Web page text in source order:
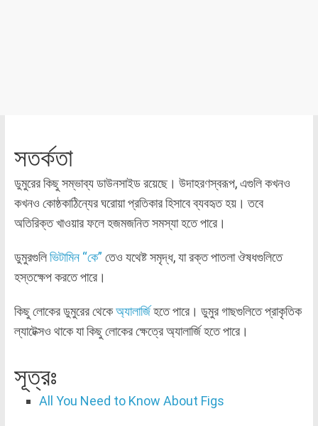
সতর্কতা
ডুমুরের কিছু সম্ভাব্য ডাউনসাইড রয়েছে। উদাহরণস্বরূপ, এগুলি কখনও
কখনও কোষ্ঠকাঠিন্যের ঘরোয়া প্রতিকার হিসাবে ব্যবহৃত হয়। তবে
অতিরিক্ত খাওয়ার ফলে হজমজনিত সমস্যা হতে পারে।
ডুমুরগুলিভিটামিন “কে” তেও যথেষ্ট সমৃদ্ধ, যা রক্ত পাতলা ঔষধগুলিতে
হস্তক্ষেপ করতে পারে।
কিছু লোকের ডুমুরের থেকেঅ্যালার্জিহতে পারে। ডুমুর গাছগুলিতে প্রাকৃতিক
ল্যাটেক্সও থাকে যা কিছু লোকের ক্ষেত্রে অ্যালার্জি হতে পারে।
সূত্রঃ
All You Need to Know About Figs